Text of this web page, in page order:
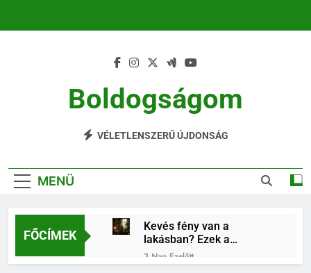
Boldogságom
Mindennapi Élet Örömei
VÉLETLENSZERŰ ÚJDONSÁG
MENÜ
FŐCÍMEK
Kevés fény van a
lakásban? Ezek a
szobanövények
könnyebben
3 Nap Ezelőtt